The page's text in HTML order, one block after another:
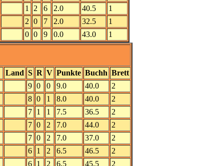
1 2 6 2.0 40.5
1
2 0 7 2.0 32.5
1
0 0 9 0.0 43.0 1
Land S R V Punkte Buchh Brett
9 0 0 9.0 40.0
2
8 0 1 8.0 40.0
2
7 1 1 7.5 36.5
2
7 0 2 7.0 44.0
2
7 0 2 7.0 37.0
2
6 1 2 6.5 46.5
2
6 1 2 6.5 45.5
2